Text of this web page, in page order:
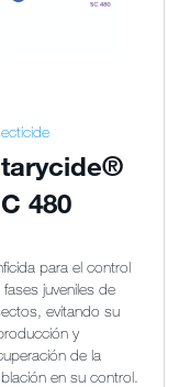
480
para el control
fases juveniles de
evitando su
y
de la
en su control.